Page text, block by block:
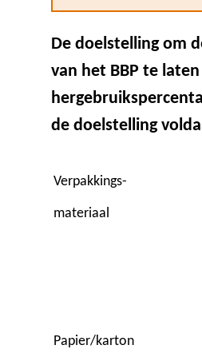
De doelstelling om
van het BBP te
de doelstelling
Verpakkings-
materiaal
Papier/karton